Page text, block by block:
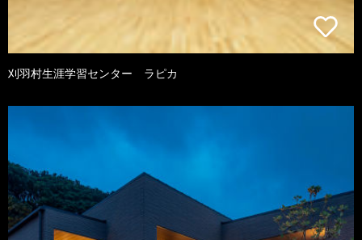
刈羽村生涯学習センター ラピカ